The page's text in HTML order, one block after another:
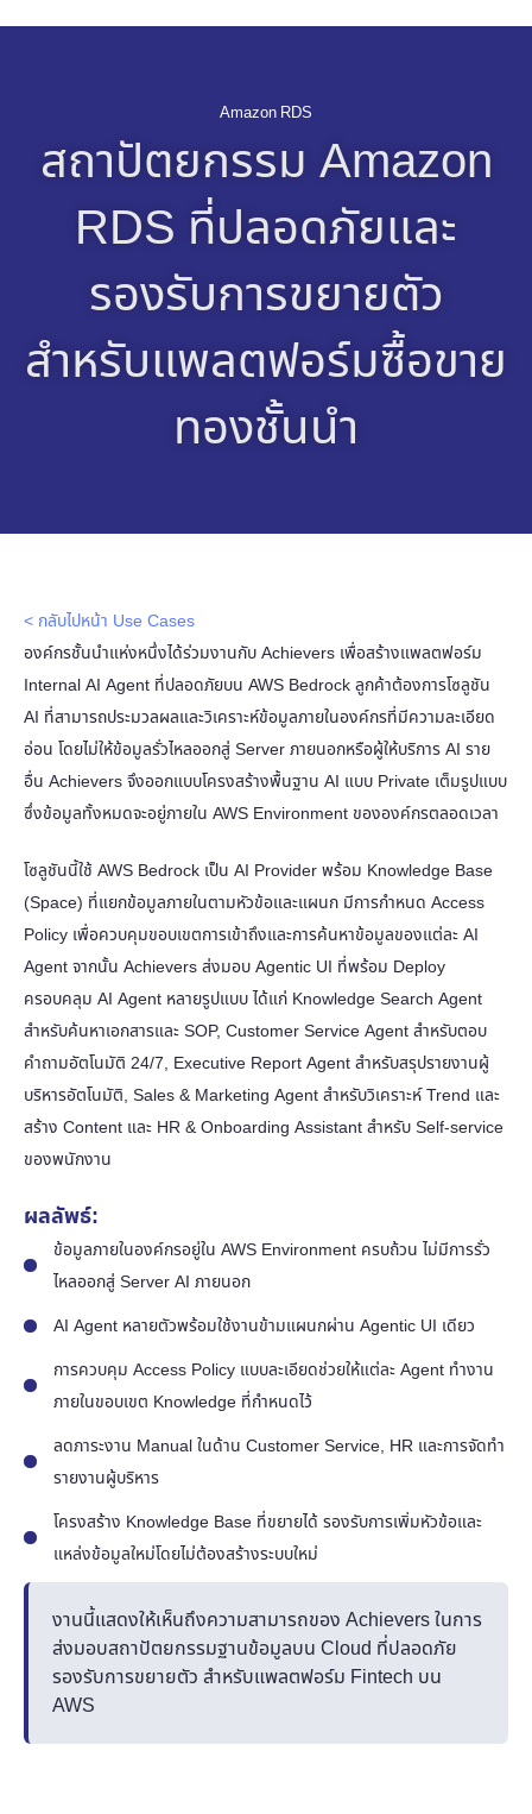
Amazon RDS
สถาปัตยกรรม Amazon
RDS ที่ปลอดภัยและ
รองรับการขยายตัว
สำหรับแพลตฟอร์มซื้อขาย
ทองชั้นนำ
< กลับไปหน้า Use Cases
องค์กรชั้นนำแห่งหนึ่งได้ร่วมงานกับ Achievers เพื่อสร้างแพลตฟอร์ม
Internal AI Agent ที่ปลอดภัยบน AWS Bedrock ลูกค้าต้องการโซลูชัน
AI ที่สามารถประมวลผลและวิเคราะห์ข้อมูลภายในองค์กรที่มีความละเอียด
อ่อน โดยไม่ให้ข้อมูลรั่วไหลออกสู่ Server ภายนอกหรือผู้ให้บริการ AI ราย
อื่น Achievers จึงออกแบบโครงสร้างพื้นฐาน AI แบบ Private เต็มรูปแบบ
ซึ่งข้อมูลทั้งหมดจะอยู่ภายใน AWS Environment ขององค์กรตลอดเวลา
โซลูชันนี้ใช้ AWS Bedrock เป็น AI Provider พร้อม Knowledge Base
(Space) ที่แยกข้อมูลภายในตามหัวข้อและแผนก มีการกำหนด Access
Policy เพื่อควบคุมขอบเขตการเข้าถึงและการค้นหาข้อมูลของแต่ละ AI
Agent จากนั้น Achievers ส่งมอบ Agentic UI ที่พร้อม Deploy
ครอบคลุม AI Agent หลายรูปแบบ ได้แก่ Knowledge Search Agent
สำหรับค้นหาเอกสารและ SOP, Customer Service Agent สำหรับตอบ
คำถามอัตโนมัติ 24/7, Executive Report Agent สำหรับสรุปรายงานผู้
บริหารอัตโนมัติ, Sales & Marketing Agent สำหรับวิเคราะห์ Trend และ
สร้าง Content และ HR & Onboarding Assistant สำหรับ Self-service
ของพนักงาน
ผลลัพธ์:
ข้อมูลภายในองค์กรอยู่ใน AWS Environment ครบถ้วน ไม่มีการรั่ว
ไหลออกสู่ Server AI ภายนอก
AI Agent หลายตัวพร้อมใช้งานข้ามแผนกผ่าน Agentic UI เดียว
การควบคุม Access Policy แบบละเอียดช่วยให้แต่ละ Agent ทำงาน
ภายในขอบเขต Knowledge ที่กำหนดไว้
ลดภาระงาน Manual ในด้าน Customer Service, HR และการจัดทำ
รายงานผู้บริหาร
โครงสร้าง Knowledge Base ที่ขยายได้ รองรับการเพิ่มหัวข้อและ
แหล่งข้อมูลใหม่โดยไม่ต้องสร้างระบบใหม่
งานนี้แสดงให้เห็นถึงความสามารถของ Achievers ในการ
ส่งมอบสถาปัตยกรรมฐานข้อมูลบน Cloud ที่ปลอดภัย
รองรับการขยายตัว สำหรับแพลตฟอร์ม Fintech บน
AWS